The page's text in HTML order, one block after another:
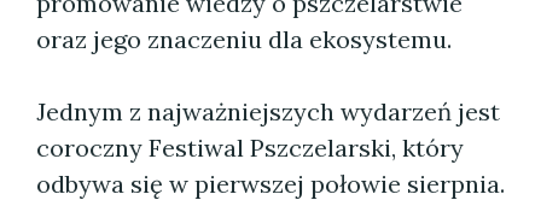
oraz jego znaczeniu dla ekosystemu.
Jednym z najważniejszych wydarzeń jest
coroczny Festiwal Pszczelarski, który
odbywa się w pierwszej połowie sierpnia.